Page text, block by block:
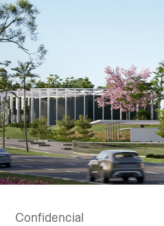
Confidencial